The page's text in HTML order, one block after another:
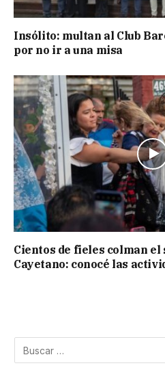
Insólito: multan al Club
por no ir a una misa
Cientos de fieles colman el
Cayetano: conocé las